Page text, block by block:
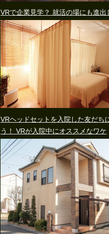
VRで企業見学？ 就活の場にも進出
VRヘッドセットを入院した友だち
う！ VRが入院中にオススメなワケ